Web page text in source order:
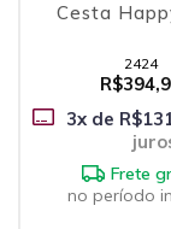
Cesta
2424
3x de
Frete
no período